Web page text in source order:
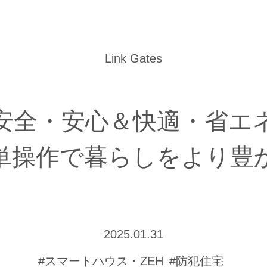
Link Gates
全・安心＆快適・省エ
操作で暮らしをより豊
2025.01.31
#スマートハウス・ZEH #防犯住宅